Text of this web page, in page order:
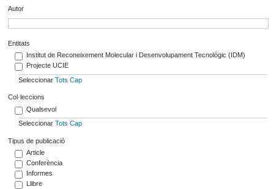
Autor
Entitats
Institut de Reconeixement Molecular i Desenvolupament Tecnològic (IDM)
Projecte UCIE
Seleccionar Tots Cap
Col·leccions
Qualsevol
Seleccionar Tots Cap
Tipus de publicació
Article
Conferència
Informes
Llibre